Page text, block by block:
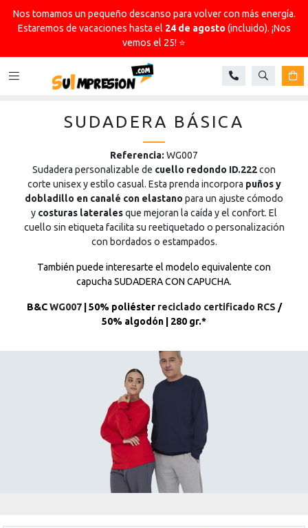
Nos tomamos un pequeño descanso para volver con más energía.
Estaremos de vacaciones hasta el 24 de agosto(incluido). ¡Nos
vemos el 25! ⭐
Buscar
SUDADERA BÁSICA
Referencia:WG007
Sudadera personalizable de cuello redondo ID.222con
corte unisex y estilo casual. Esta prenda incorpora puños y
dobladillo en canalé con elastano para un ajuste cómodo
y costuras lateralesque mejoran la caída y el confort. El
cuello sin etiqueta facilita su reetiquetado o personalización
con bordados o estampados.
También puede interesarte el modelo equivalente con
capucha SUDADERA CON CAPUCHA.
B&CWG007 | 50% poliéster reciclado certificado RCS /
50% algodón | 280 gr.*